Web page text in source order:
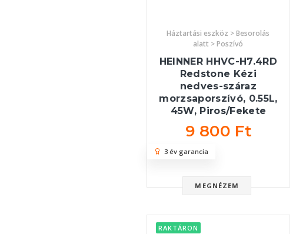
Háztartási eszköz > Besorolás
alatt > Poszívó
HEINNER HHVC-H7.4RD
Redstone Kézi
nedves-száraz
morzsaporszívó, 0.55L,
45W, Piros/Fekete
9 800 Ft
MEGNÉZEM
3 év garancia
RAKTÁRON